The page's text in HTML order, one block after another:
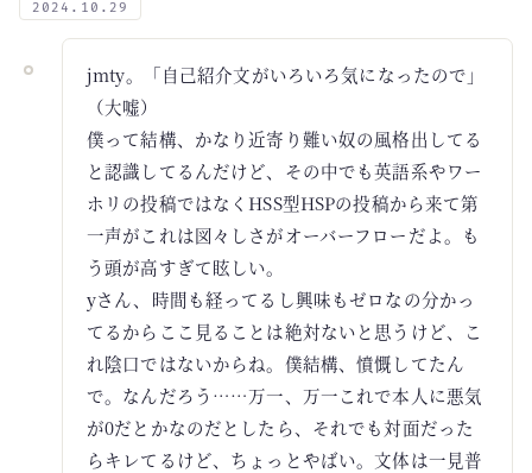
2024.10.29
jmty。「自己紹介文がいろいろ気になったので」
（大嘘）
僕って結構、かなり近寄り難い奴の風格出してる
と認識してるんだけど、その中でも英語系やワー
ホリの投稿ではなくHSS型HSPの投稿から来て第
一声がこれは図々しさがオーバーフローだよ。も
う頭が高すぎて眩しい。
yさん、時間も経ってるし興味もゼロなの分かっ
てるからここ見ることは絶対ないと思うけど、こ
れ陰口ではないからね。僕結構、憤慨してたん
で。なんだろう……万一、万一これで本人に悪気
が0だとかなのだとしたら、それでも対面だった
らキレてるけど、ちょっとやばい。文体は一見普